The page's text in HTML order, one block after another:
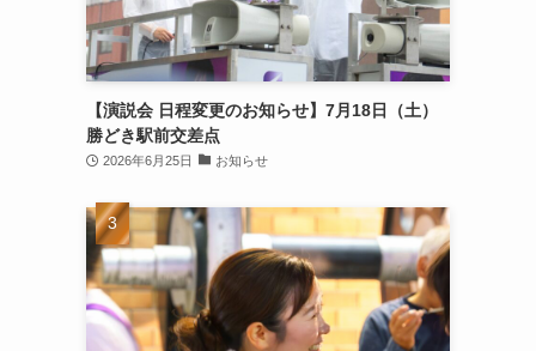
【演説会 日程変更のお知らせ】7月18日（土）
勝どき駅前交差点
2026年6月25日 お知らせ